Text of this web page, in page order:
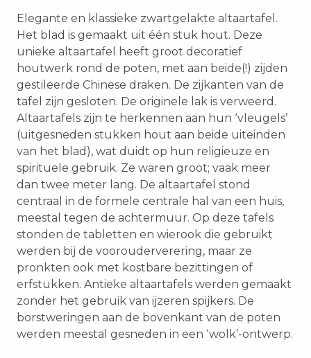
Elegante en klassieke zwartgelakte altaartafel.
Het blad is gemaakt uit één stuk hout. Deze
unieke altaartafel heeft groot decoratief
houtwerk rond de poten, met aan beide(!) zijden
gestileerde Chinese draken. De zijkanten van de
tafel zijn gesloten. De originele lak is verweerd.
Altaartafels zijn te herkennen aan hun ‘vleugels’
(uitgesneden stukken hout aan beide uiteinden
van het blad), wat duidt op hun religieuze en
spirituele gebruik. Ze waren groot; vaak meer
dan twee meter lang. De altaartafel stond
centraal in de formele centrale hal van een huis,
meestal tegen de achtermuur. Op deze tafels
stonden de tabletten en wierook die gebruikt
werden bij de voorouderverering, maar ze
pronkten ook met kostbare bezittingen of
erfstukken. Antieke altaartafels werden gemaakt
zonder het gebruik van ijzeren spijkers. De
borstweringen aan de bovenkant van de poten
werden meestal gesneden in een ‘wolk’-ontwerp.